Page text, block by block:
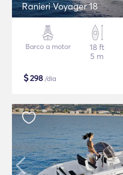
Ranieri Voyager 18
Barco a motor
18 ft
5 m
$298 /dia